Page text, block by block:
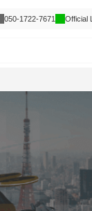
050-1722-7671 Official